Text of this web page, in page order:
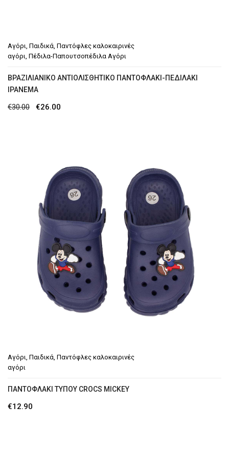
Αγόρι Παιδικά Παντόφλες καλοκαιρινές
αγόρι Πέδιλα-Παπουτσοπέδιλα Αγόρι
ΒΡΑΖΙΛΙΆΝΙΚΟ ΑΝΤΙΟΛΙΣΘΗΤΙΚΌ ΠΑΝΤΟΦΛΆΚΙ-ΠΕΔΙΛΆΚΙ
IPANEMA
€30.00
Original
€26.00
€26.00.
Αγόρι Παιδικά Παντόφλες καλοκαιρινές
αγόρι
ΠΑΝΤΟΦΛΆΚΙ ΤΎΠΟΥ CROCS MICKEY
€12.90